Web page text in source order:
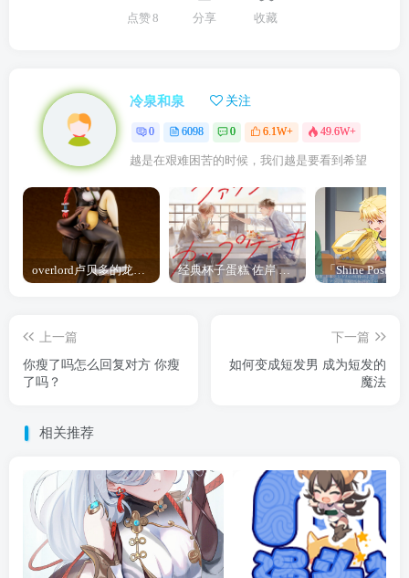
点赞8 分享 收藏
冷泉和泉 关注
0 6098 0 6.1W+ 49.6W+
越是在艰难困苦的时候，我们越是要看到希望
overlord卢贝多的龙王谁厉害 「Overlord」露普斯蕾琪娜·贝塔手办开订 经典杯子蛋糕 佐岸 漫画「经典杯子蛋糕」宣布真人日剧化
上一篇
你瘦了吗怎么回复对方 你瘦
了吗？
下一篇
如何变成短发男 成为短发的
魔法
相关推荐